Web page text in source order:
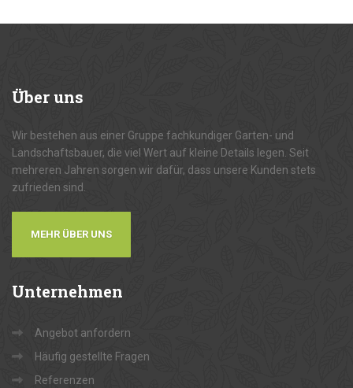
Überuns
Wir bestehen aus einer Gruppe fachkundiger Garten- und
Landschaftsbauer, die viel Wert auf kleine Details legen. Seit
mehreren Jahren sorgen wir dafür, dass unsere Kunden stets
zufrieden sind.
MEHR ÜBER UNS
Unternehmen
Angebot anfordern
Häufig gestellte Fragen
Referenzen